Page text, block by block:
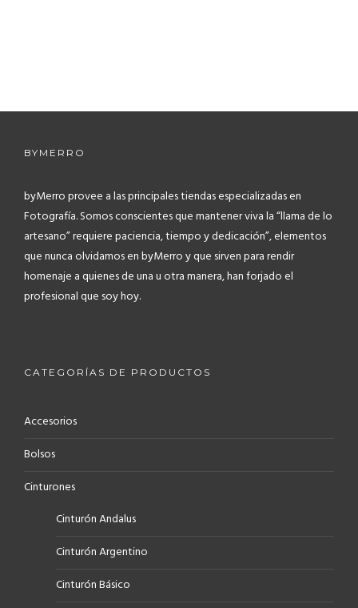
BYMERRO
byMerro provee a las principales tiendas especializadas en
Fotografía.Somos conscientes que mantener viva la “llama de lo
artesano” requiere paciencia, tiempo y dedicación”, elementos
que nunca olvidamos en byMerro y que sirven para rendir
homenaje a quienes de una u otra manera, han forjado el
profesional que soy hoy.
CATEGORÍAS DE PRODUCTOS
Accesorios
Bolsos
Cinturones
Cinturón Andalus
Cinturón Argentino
Cinturón Básico